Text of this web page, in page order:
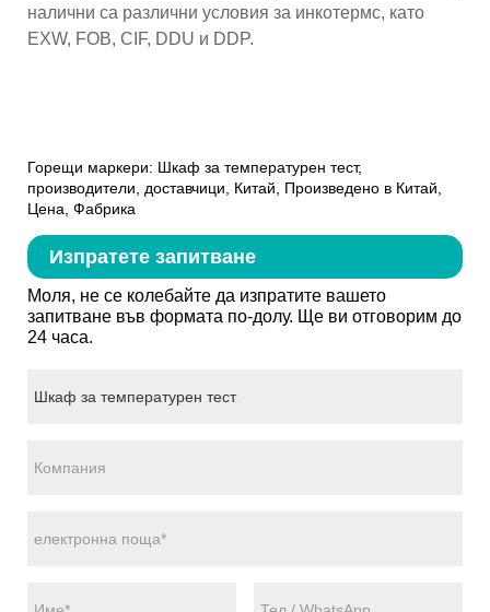
налични са различни условия за инкотермс, като
EXW, FOB, CIF, DDU и DDP.
Горещи маркери: Шкаф за температурен тест,
производители, доставчици, Китай, Произведено в Китай,
Цена, Фабрика
Изпратете запитване
Моля, не се колебайте да изпратите вашето
запитване във формата по-долу. Ще ви отговорим до
24 часа.